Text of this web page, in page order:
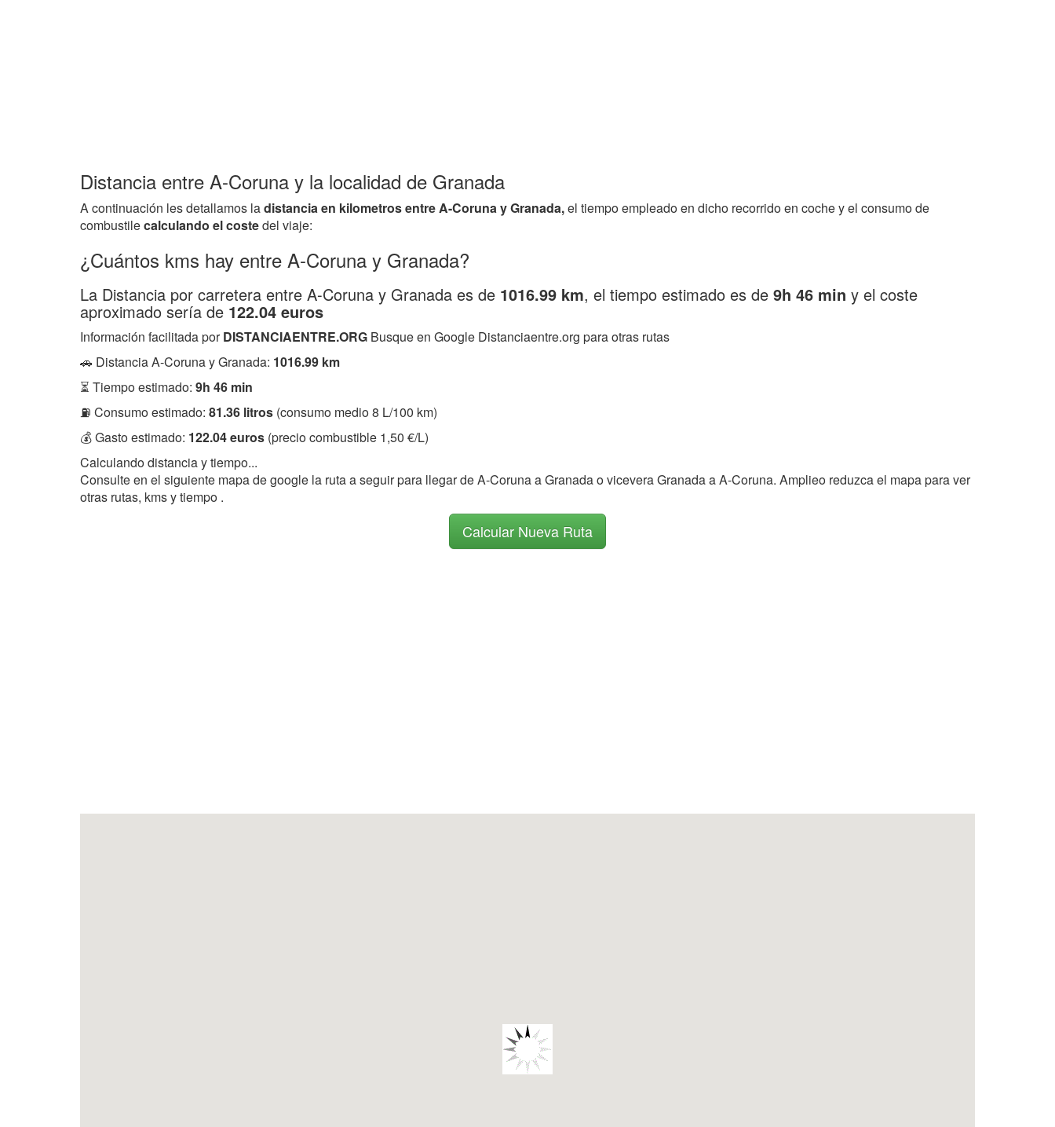
Distancia entre A-Coruna y la localidad de Granada
A continuación les detallamos ladistancia en kilometros entre A-Coruna y Granada,el tiempo empleado en dicho recorrido en coche y el consumo de
combustilecalculando el costedel viaje:
¿Cuántos kms hay entre A-Coruna y Granada?
La Distancia por carretera entre A-Coruna y Granada es de 1016.99 km, el tiempo estimado es de 9h 46 min y el coste
aproximado sería de 122.04 euros
Información facilitada porDISTANCIAENTRE.ORG Busque en Google Distanciaentre.org para otras rutas
🚗 Distancia A-Coruna y Granada: 1016.99 km
⏳ Tiempo estimado: 9h 46 min
⛽ Consumo estimado: 81.36 litros (consumo medio 8 L/100 km)
💰 Gasto estimado: 122.04 euros (precio combustible 1,50 €/L)
Calculando distancia y tiempo...
Consulte en el siguiente mapa de google la ruta a seguir para llegar de A-Coruna a Granada o vicevera Granada a A-Coruna. Amplieo reduzca el mapa para ver
otras rutas, kms y tiempo .
Calcular Nueva Ruta